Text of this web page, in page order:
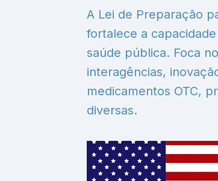
A Lei de Preparação
fortalece a
saúde pública. Foca
interagências,
medicamentos OTC,
diversas.